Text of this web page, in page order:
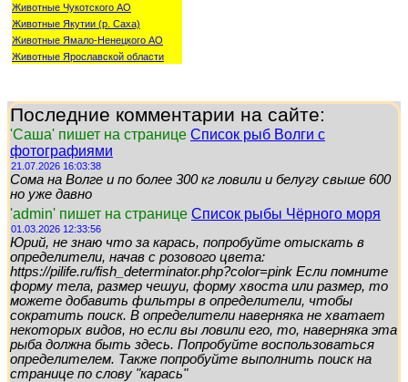
Животные Чукотского АО
Животные Якутии (р. Саха)
Животные Ямало-Ненецкого АО
Животные Ярославской области
Последние комментарии на сайте:
'Саша' пишет на странице Список рыб Волги с
фотографиями
21.07.2026 16:03:38
Сома на Волге и по более 300 кг ловили и белугу свыше 600
но уже давно
'admin' пишет на странице Список рыбы Чёрного моря
01.03.2026 12:33:56
Юрий, не знаю что за карась, попробуйте отыскать в
определители, начав с розового цвета:
https://pilife.ru/fish_determinator.php?color=pink Если помните
форму тела, размер чешуи, форму хвоста или размер, то
можете добавить фильтры в определители, чтобы
сократить поиск. В определители наверняка не хватает
некоторых видов, но если вы ловили его, то, наверняка эта
рыба должна быть здесь. Попробуйте воспользоваться
определителем. Также попробуйте выполнить поиск на
странице по слову "карась"